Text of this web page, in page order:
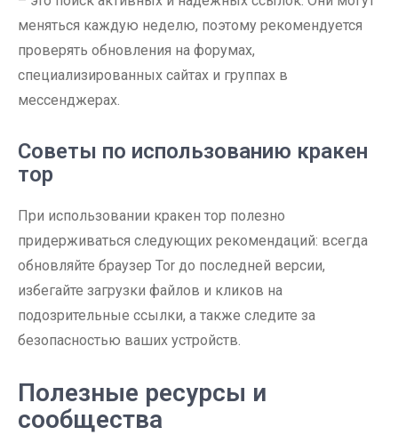
меняться каждую неделю, поэтому рекомендуется
проверять обновления на форумах,
специализированных сайтах и группах в
мессенджерах.
Советы по использованию кракен
тор
При использовании кракен тор полезно
придерживаться следующих рекомендаций: всегда
обновляйте браузер Tor до последней версии,
избегайте загрузки файлов и кликов на
подозрительные ссылки, а также следите за
безопасностью ваших устройств.
Полезные ресурсы и
сообщества